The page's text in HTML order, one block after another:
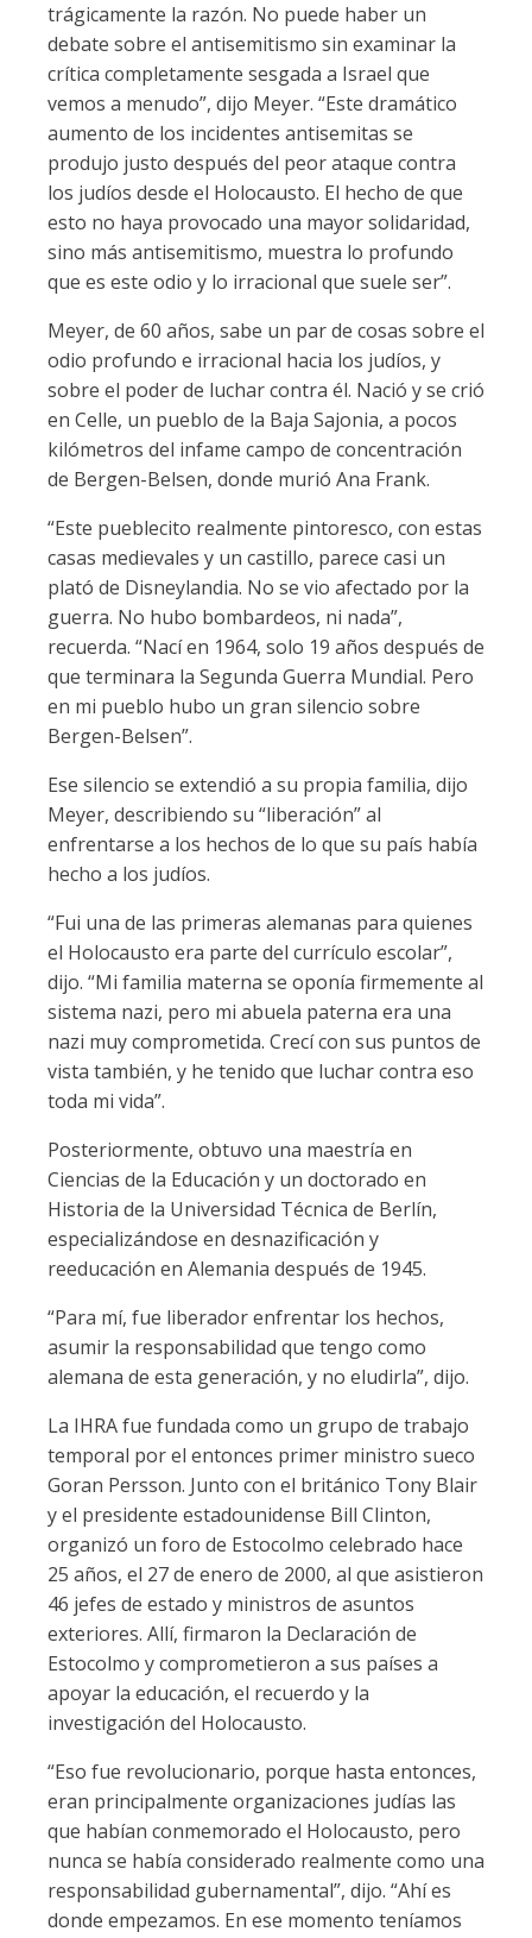
trágicamente la razón. No puede haber un
debate sobre el antisemitismo sin examinar la
crítica completamente sesgada a Israel que
vemos a menudo”, dijo Meyer. “Este dramático
aumento de los incidentes antisemitas se
produjo justo después del peor ataque contra
los judíos desde el Holocausto. El hecho de que
esto no haya provocado una mayor solidaridad,
sino más antisemitismo, muestra lo profundo
que es este odio y lo irracional que suele ser”.
Meyer, de 60 años, sabe un par de cosas sobre el
odio profundo e irracional hacia los judíos, y
sobre el poder de luchar contra él. Nació y se crió
en Celle, un pueblo de la Baja Sajonia, a pocos
kilómetros del infame campo de concentración
de Bergen-Belsen, donde murió Ana Frank.
“Este pueblecito realmente pintoresco, con estas
casas medievales y un castillo, parece casi un
plató de Disneylandia. No se vio afectado por la
guerra. No hubo bombardeos, ni nada”,
recuerda. “Nací en 1964, solo 19 años después de
que terminara la Segunda Guerra Mundial. Pero
en mi pueblo hubo un gran silencio sobre
Bergen-Belsen”.
Ese silencio se extendió a su propia familia, dijo
Meyer, describiendo su “liberación” al
enfrentarse a los hechos de lo que su país había
hecho a los judíos.
“Fui una de las primeras alemanas para quienes
el Holocausto era parte del currículo escolar”,
dijo. “Mi familia materna se oponía firmemente al
sistema nazi, pero mi abuela paterna era una
nazi muy comprometida. Crecí con sus puntos de
vista también, y he tenido que luchar contra eso
toda mi vida”.
Posteriormente, obtuvo una maestría en
Ciencias de la Educación y un doctorado en
Historia de la Universidad Técnica de Berlín,
especializándose en desnazificación y
reeducación en Alemania después de 1945.
“Para mí, fue liberador enfrentar los hechos,
asumir la responsabilidad que tengo como
alemana de esta generación, y no eludirla”, dijo.
La IHRA fue fundada como un grupo de trabajo
temporal por el entonces primer ministro sueco
Goran Persson. Junto con el británico Tony Blair
y el presidente estadounidense Bill Clinton,
organizó un foro de Estocolmo celebrado hace
25 años, el 27 de enero de 2000, al que asistieron
46 jefes de estado y ministros de asuntos
exteriores. Allí, firmaron la Declaración de
Estocolmo y comprometieron a sus países a
apoyar la educación, el recuerdo y la
investigación del Holocausto.
“Eso fue revolucionario, porque hasta entonces,
eran principalmente organizaciones judías las
que habían conmemorado el Holocausto, pero
nunca se había considerado realmente como una
responsabilidad gubernamental”, dijo. “Ahí es
donde empezamos. En ese momento teníamos